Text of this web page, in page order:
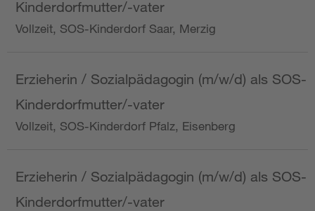
Kinderdorfmutter/-vater
Vollzeit, SOS-Kinderdorf Saar, Merzig
Erzieherin / Sozialpädagogin (m/w/d) als SOS-
Kinderdorfmutter/-vater
Vollzeit, SOS-Kinderdorf Pfalz, Eisenberg
Erzieherin / Sozialpädagogin (m/w/d) als SOS-
Kinderdorfmutter/-vater